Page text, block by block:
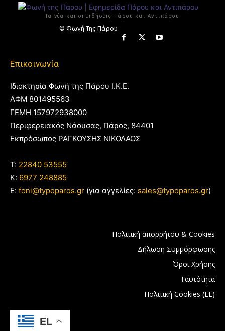
Τα νέα και οι ειδήσεις Πάρου και Αντιπάρου
© Φωνή Της Πάρου
Επικοινωνία
Ιδιοκτησία Φωνή της Πάρου Ι.Κ.Ε.
ΑΦΜ 801495563
ΓΕΜΗ 157972938000
Περιφερειακός Νάουσας, Πάρος, 84401
Εκπρόσωπος ΡΑΓΚΟΥΣΗΣ ΝΙΚΟΛΑΟΣ
T: 22840 53555
Κ: 6977 248885
E: foni@typoparos.gr (για αγγελίες: sales@typoparos.gr)
Πολιτική απορρήτου & Cookies
Δήλωση Συμμόρφωσης
Όροι Χρήσης
Ταυτότητα
Πολιτική Cookies (ΕΕ)
EL